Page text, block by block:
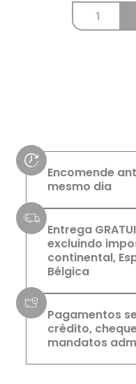
Encomende
mesmo dia
Entrega
excluindo
continental,
Bélgica
Pagamentos
crédito,
mandatos